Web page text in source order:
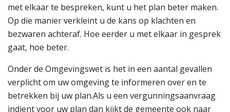
met elkaar te bespreken, kunt u het plan beter maken.
Op die manier verkleint u de kans op klachten en
bezwaren achteraf. Hoe eerder u met elkaar in gesprek
gaat, hoe beter.
Onder de Omgevingswet is het in een aantal gevallen
verplicht om uw omgeving te informeren over en te
betrekken bij uw plan.Als u een vergunningsaanvraag
indient voor uw plan dan kijkt de gemeente ook naar